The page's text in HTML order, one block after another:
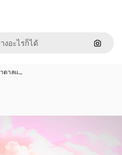
ค้นหา
ตาลแ…